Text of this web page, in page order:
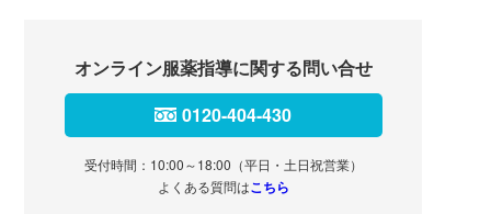
オンライン服薬指導に関する問い合せ
0120-404-430
受付時間：10:00～18:00（平日・土日祝営業）
よくある質問はこちら